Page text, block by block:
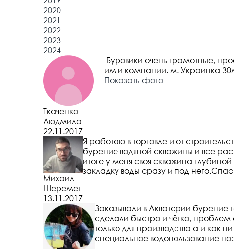
2020
2021
2022
2023
2024
Ткаченко
Людмила
22.11.2017
Буровики очень грамотные,
им и компании. м. Украинка
Показать фото
Михаил
Шеремет
13.11.2017
Я работаю в торговле и от
бурение водяной скважины и все
итоге у меня своя скважина
закладку воды сразу и под
Заказывали в Акватории бурение
сделали быстро и чётко, проблем
только для производства а и как
специальное водопользование